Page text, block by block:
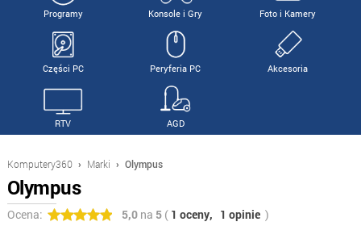
Programy Konsole i Gry Foto i Kamery
Części PC Peryferia PC Akcesoria
RTV AGD
Komputery360 › Marki › Olympus
Olympus
Ocena: 5,0na 5( 1 oceny, 1 opinie )